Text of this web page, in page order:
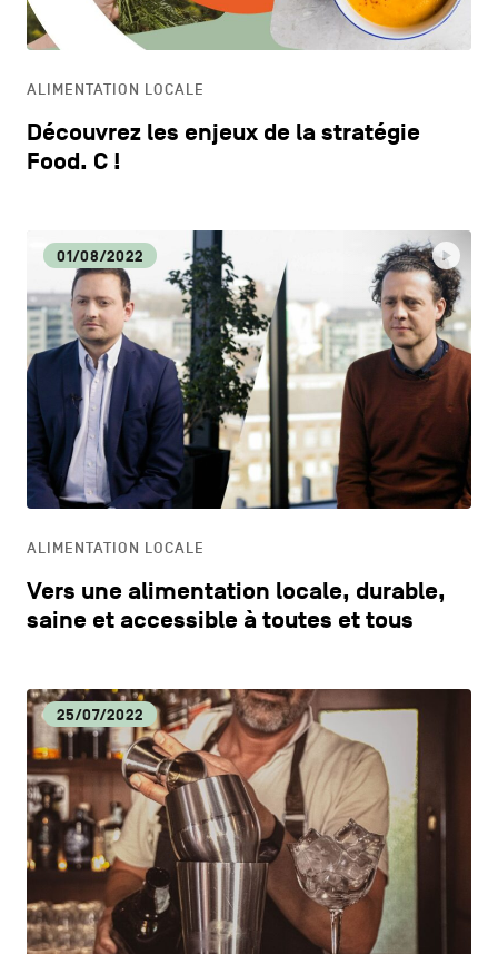
HORECA
LIFESTYLE
ALIMENTATION LOCALE
Découvrez les enjeux de la stratégie
Food. C !
01/08/2022
ALIMENTATION LOCALE
Vers une alimentation locale, durable,
saine et accessible à toutes et tous
25/07/2022